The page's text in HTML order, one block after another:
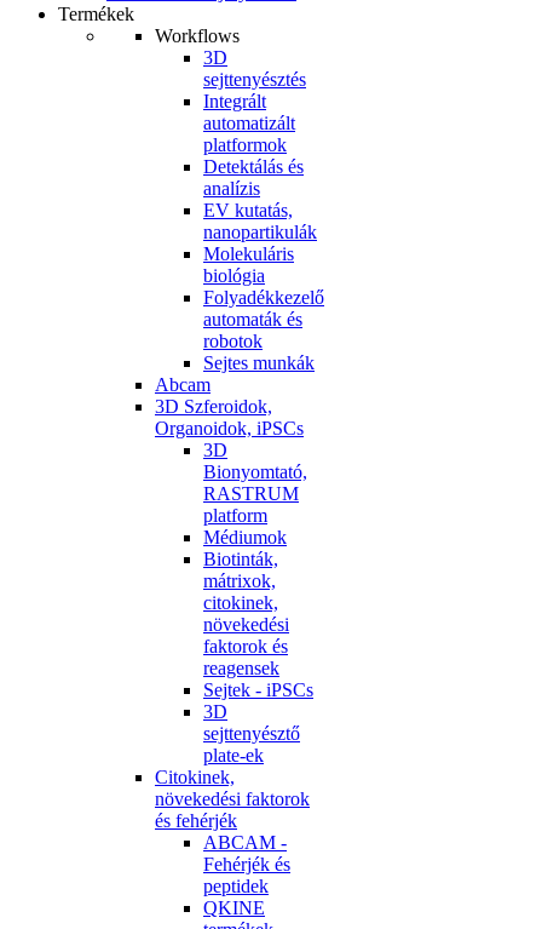
Termékek
Workflows
3D
sejttenyésztés
Integrált
automatizált
platformok
Detektálás és
analízis
EV kutatás,
nanopartikulák
Molekuláris
biológia
Folyadékkezelő
automaták és
robotok
Sejtes munkák
Abcam
3D Szferoidok,
Organoidok, iPSCs
3D
Bionyomtató,
RASTRUM
platform
Médiumok
Biotinták,
mátrixok,
citokinek,
növekedési
faktorok és
reagensek
Sejtek - iPSCs
3D
sejttenyésztő
plate-ek
Citokinek,
növekedési faktorok
és fehérjék
ABCAM -
Fehérjék és
peptidek
QKINE